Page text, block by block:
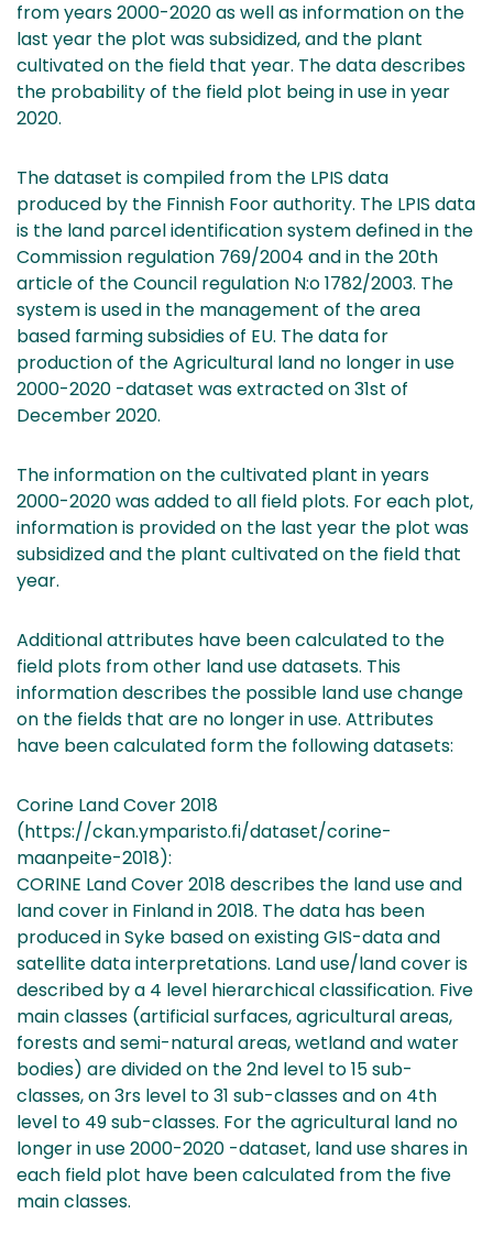
from years 2000-2020 as well as information on the
last year the plot was subsidized, and the plant
cultivated on the field that year. The data describes
the probability of the field plot being in use in year
2020.
The dataset is compiled from the LPIS data
produced by the Finnish Foor authority. The LPIS data
is the land parcel identification system defined in the
Commission regulation 769/2004 and in the 20th
article of the Council regulation N:o 1782/2003. The
system is used in the management of the area
based farming subsidies of EU. The data for
production of the Agricultural land no longer in use
2000-2020 -dataset was extracted on 31st of
December 2020.
The information on the cultivated plant in years
2000-2020 was added to all field plots. For each plot,
information is provided on the last year the plot was
subsidized and the plant cultivated on the field that
year.
Additional attributes have been calculated to the
field plots from other land use datasets. This
information describes the possible land use change
on the fields that are no longer in use. Attributes
have been calculated form the following datasets:
Corine Land Cover 2018
(https://ckan.ymparisto.fi/dataset/corine-
maanpeite-2018):
CORINE Land Cover 2018 describes the land use and
land cover in Finland in 2018. The data has been
produced in Syke based on existing GIS-data and
satellite data interpretations. Land use/land cover is
described by a 4 level hierarchical classification. Five
main classes (artificial surfaces, agricultural areas,
forests and semi-natural areas, wetland and water
bodies) are divided on the 2nd level to 15 sub-
classes, on 3rs level to 31 sub-classes and on 4th
level to 49 sub-classes. For the agricultural land no
longer in use 2000-2020 -dataset, land use shares in
each field plot have been calculated from the five
main classes.